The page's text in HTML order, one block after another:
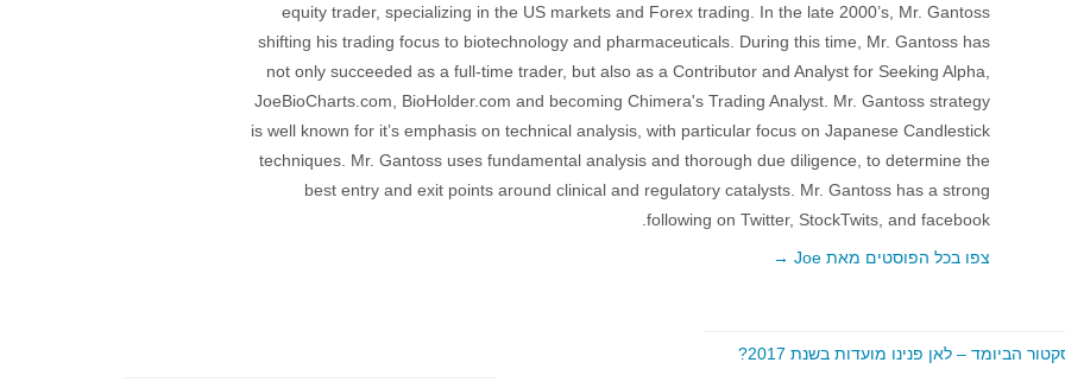
equity trader, specializing in the US markets and Forex trading. In the late 2000’s, Mr. Gantoss
shifting his trading focus to biotechnology and pharmaceuticals. During this time, Mr. Gantoss has
not only succeeded as a full-time trader, but also as a Contributor and Analyst for Seeking Alpha,
JoeBioCharts.com, BioHolder.com and becoming Chimera's Trading Analyst. Mr. Gantoss strategy
is well known for it’s emphasis on technical analysis, with particular focus on Japanese Candlestick
techniques. Mr. Gantoss uses fundamental analysis and thorough due diligence, to determine the
best entry and exit points around clinical and regulatory catalysts. Mr. Gantoss has a strong
following on Twitter, StockTwits, and facebook.
צפו בכל הפוסטים מאת Joe
→
הביומד – לאן פנינו מועדות בשנת 2017?